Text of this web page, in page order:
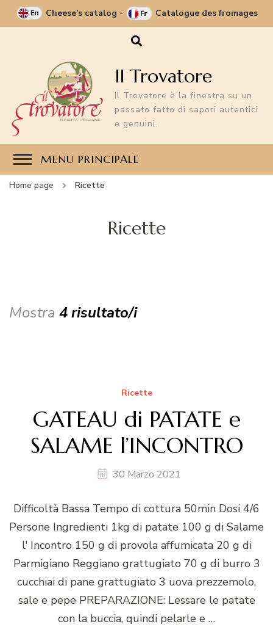
Cheese's catalog - Catalogue des fromages
Il Trovatore
Il Trovatore è la finestra su un
passato fatto di sapori autentici
e genuini.
MENU PRINCIPALE
Home page Ricette
Ricette
Mostra 4 risultato/i
Ricette
GATEAU di PATATE e
SALAME l’INCONTRO
30 Marzo 2021
Difficoltà Bassa Tempo di cottura 50min Dosi 4/6
Persone Ingredienti 1kg di patate 100 g di Salame
l' Incontro 150 g di provola affumicata 20 g di
Parmigiano Reggiano grattugiato 70 g di burro 3
cucchiai di pane grattugiato 3 uova prezzemolo,
sale e pepe PREPARAZIONE: Lessare le patate
con la buccia, quindi pelarle e …